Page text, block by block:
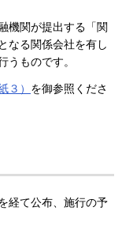
機関が提出する「関
なる関係会社を有し
うものです。
３） を御参照くださ
経て公布、施行の予